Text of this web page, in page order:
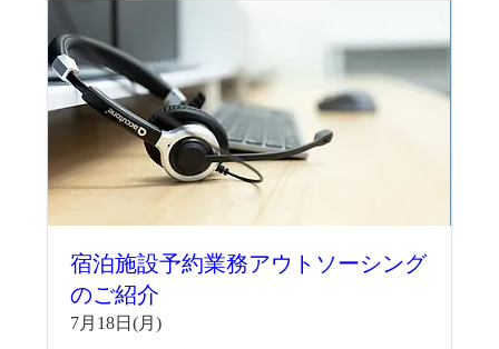
宿泊施設予約業務アウトソーシング
のご紹介
7月18日(月)